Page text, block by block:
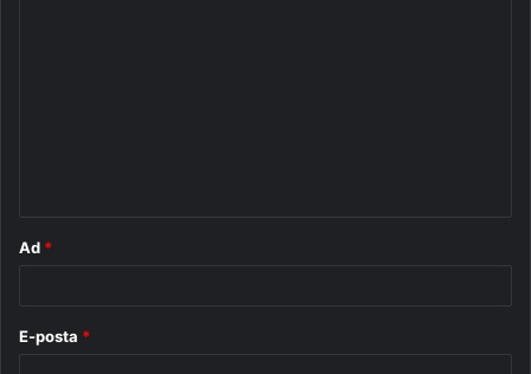
Ad *
E-posta *